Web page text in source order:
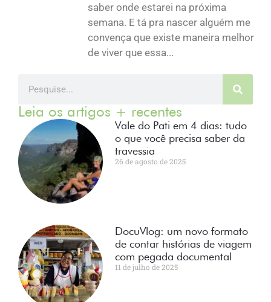
saber onde estarei na próxima
semana. E tá pra nascer alguém me
convença que existe maneira melhor
de viver que essa...
Leia os artigos + recentes
Vale do Pati em 4 dias: tudo
o que você precisa saber da
travessia
26 de agosto de 2025
DocuVlog: um novo formato
de contar histórias de viagem
com pegada documental
11 de julho de 2025